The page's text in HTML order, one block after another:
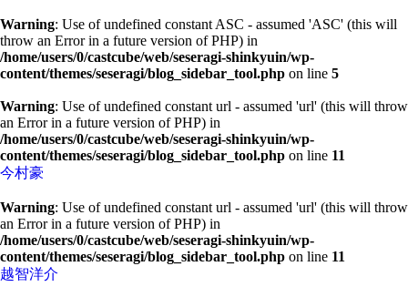
Warning: Use of undefined constant ASC - assumed 'ASC' (this will
throw an Error in a future version of PHP) in
/home/users/0/castcube/web/seseragi-shinkyuin/wp-
content/themes/seseragi/blog_sidebar_tool.php on line 5
Warning: Use of undefined constant url - assumed 'url' (this will throw
an Error in a future version of PHP) in
/home/users/0/castcube/web/seseragi-shinkyuin/wp-
content/themes/seseragi/blog_sidebar_tool.php on line 11
今村豪
Warning: Use of undefined constant url - assumed 'url' (this will throw
an Error in a future version of PHP) in
/home/users/0/castcube/web/seseragi-shinkyuin/wp-
content/themes/seseragi/blog_sidebar_tool.php on line 11
越智洋介